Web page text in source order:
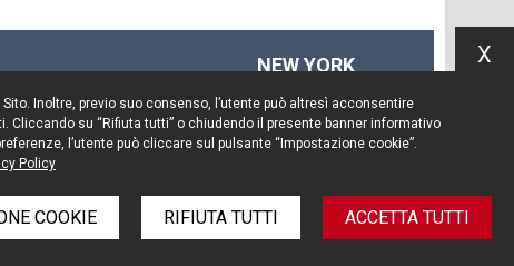
NEW YORK
14th floor
New York, NY 10017
Inoltre, previo suo consenso, l’utente può altresì acconsentire
su “Rifiuta tutti” o chiudendo il presente banner informativo
l’utente può cliccare sul pulsante “Impostazione cookie”.
Policy
COOKIE RIFIUTA TUTTI ACCETTA TUTTI
X